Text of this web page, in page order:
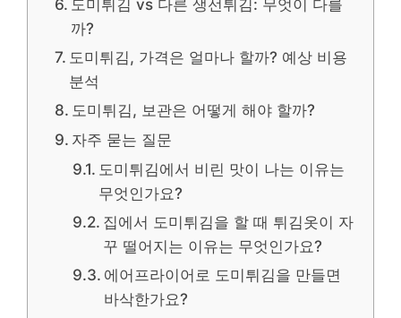
도미튀김 vs 다른 생선튀김: 무엇이 다를
까?
도미튀김, 가격은 얼마나 할까? 예상 비용
분석
도미튀김, 보관은 어떻게 해야 할까?
자주 묻는 질문
도미튀김에서 비린 맛이 나는 이유는
무엇인가요?
집에서 도미튀김을 할 때 튀김옷이 자
꾸 떨어지는 이유는 무엇인가요?
에어프라이어로 도미튀김을 만들면
바삭한가요?